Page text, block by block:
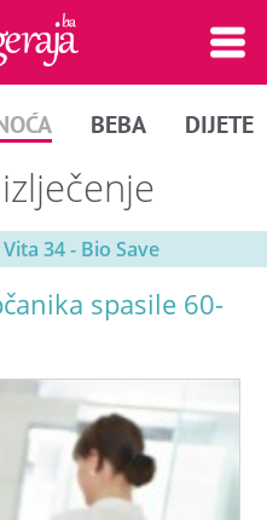
BEBA DIJETE
Vita 34 - Bio Save
spasile 60-